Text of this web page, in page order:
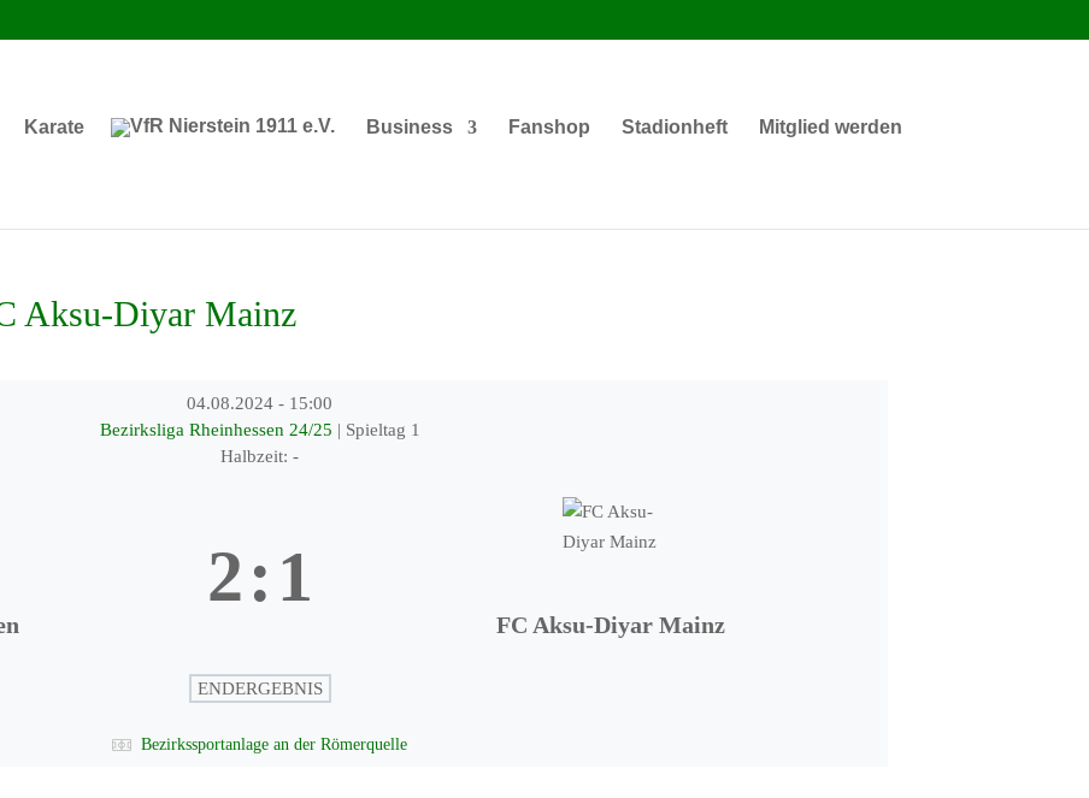
Karate Business Fanshop Stadionheft Mitglied werden
Aksu-Diyar Mainz
04.08.2024 - 15:00
Bezirksliga Rheinhessen 24/25 | Spieltag 1
Halbzeit: -
2:1
FC Aksu-Diyar Mainz
ENDERGEBNIS
Bezirkssportanlage an der Römerquelle